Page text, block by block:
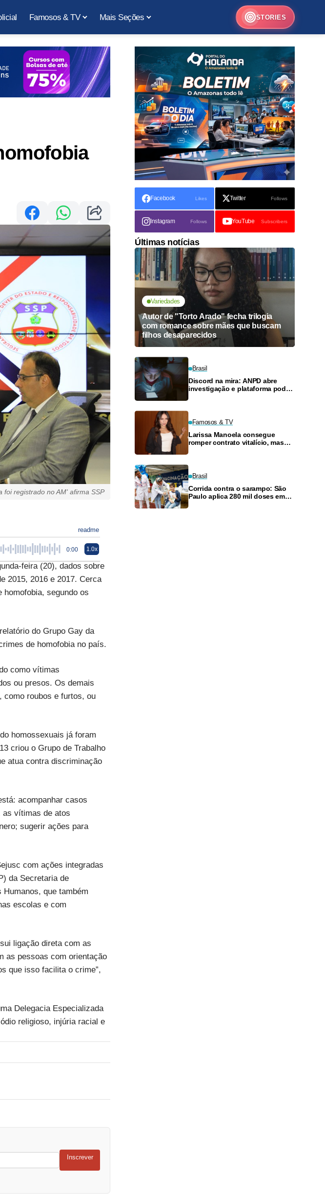
Famosos & TV Mais Seções STORIES
foi registrado no AM' afirma SSP
readme
0:00 1.0x
feira (20), dados sobre
2015, 2016 e 2017. Cerca
segundo os
do Grupo Gay da
de homofobia no país.
como vítimas
ou presos. Os demais
como roubos e furtos, ou
homossexuais já foram
criou o Grupo de Trabalho
atua contra discriminação
acompanhar casos
as vítimas de atos
sugerir ações para
com ações integradas
da Secretaria de
que também
escolas e com
ligação direta com as
as pessoas com orientação
que isso facilita o crime”,
Delegacia Especializada
religioso, injúria racial e
Inscrever
Facebook Likes Twitter Follows
Instagram Follows YouTube Subscribers
Últimas notícias
Variedades
Autor de "Torto Arado" fecha trilogia
com romance sobre mães que buscam
filhos desaparecidos
Brasil
Discord na mira: ANPD abre
investigação e plataforma pode
Famosos & TV
Larissa Manoela consegue
romper contrato vitalício, mas
Brasil
Corrida contra o sarampo: São
Paulo aplica 280 mil doses em